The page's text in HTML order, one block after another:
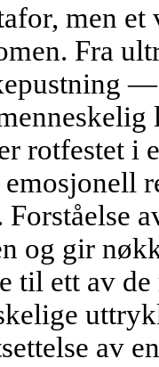
men
Fra
rotfestet i
Forståelse
og gir
til ett av
av